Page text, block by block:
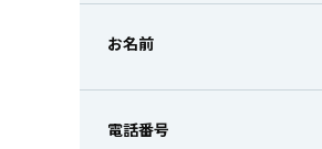
お名前
電話番号